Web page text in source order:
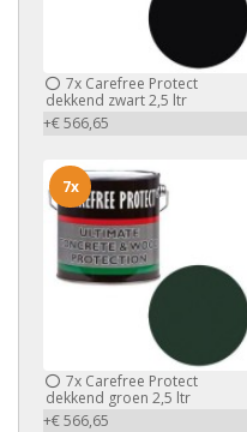
7x Carefree Protect
dekkend zwart 2,5 ltr
+€ 566,65
7x Carefree Protect
dekkend groen 2,5 ltr
+€ 566,65
7x